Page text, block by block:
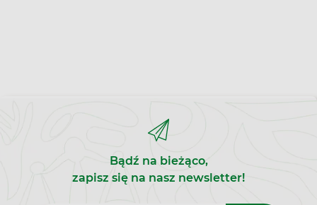
Bądź na bieżąco,
zapisz się na nasz newsletter!